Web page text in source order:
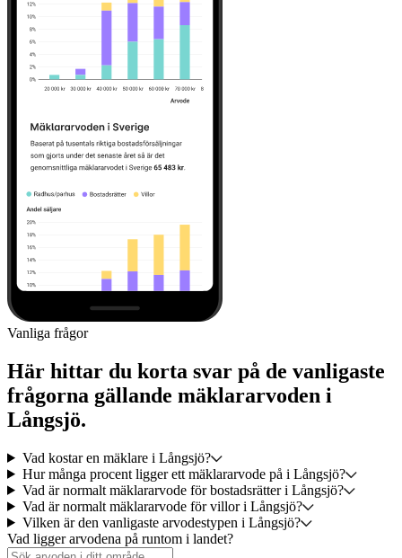
Vanliga frågor
Här hittar du korta svar på de vanligaste
frågorna gällande mäklararvoden i
Långsjö.
Vad kostar en mäklare i Långsjö?
Hur många procent ligger ett mäklararvode på i Långsjö?
Vad är normalt mäklararvode för bostadsrätter i Långsjö?
Vad är normalt mäklararvode för villor i Långsjö?
Vilken är den vanligaste arvodestypen i Långsjö?
Vad ligger arvodena på runtom i landet?